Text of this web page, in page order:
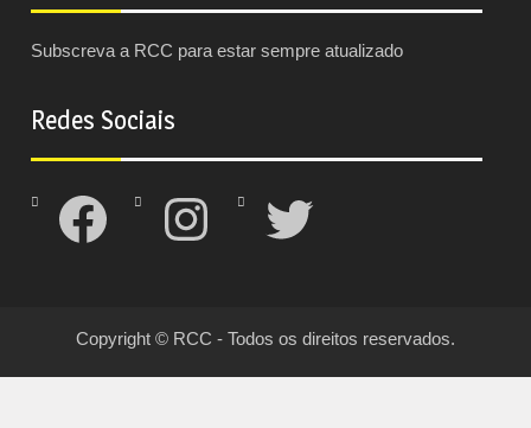
Subscreva a RCC para estar sempre atualizado
Redes Sociais
Facebook Instagram Twitter
Copyright © RCC - Todos os direitos reservados.